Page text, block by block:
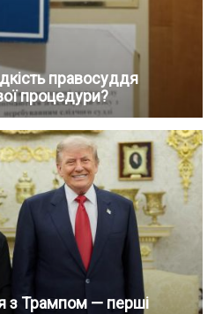
правосуддя
процедури?
з Трампом — перші